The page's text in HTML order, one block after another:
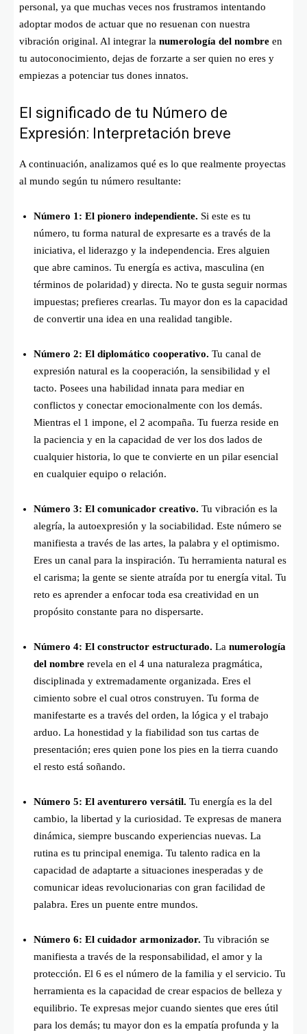
personal, ya que muchas veces nos frustramos intentando
adoptar modos de actuar que no resuenan con nuestra
vibración original. Al integrar la numerología del nombre en
tu autoconocimiento, dejas de forzarte a ser quien no eres y
empiezas a potenciar tus dones innatos.
El significado de tu Número de
Expresión: Interpretación breve
A continuación, analizamos qué es lo que realmente proyectas
al mundo según tu número resultante:
Número 1: El pionero independiente. Si este es tu
número, tu forma natural de expresarte es a través de la
iniciativa, el liderazgo y la independencia. Eres alguien
que abre caminos. Tu energía es activa, masculina (en
términos de polaridad) y directa. No te gusta seguir normas
impuestas; prefieres crearlas. Tu mayor don es la capacidad
de convertir una idea en una realidad tangible.
Número 2: El diplomático cooperativo. Tu canal de
expresión natural es la cooperación, la sensibilidad y el
tacto. Posees una habilidad innata para mediar en
conflictos y conectar emocionalmente con los demás.
Mientras el 1 impone, el 2 acompaña. Tu fuerza reside en
la paciencia y en la capacidad de ver los dos lados de
cualquier historia, lo que te convierte en un pilar esencial
en cualquier equipo o relación.
Número 3: El comunicador creativo. Tu vibración es la
alegría, la autoexpresión y la sociabilidad. Este número se
manifiesta a través de las artes, la palabra y el optimismo.
Eres un canal para la inspiración. Tu herramienta natural es
el carisma; la gente se siente atraída por tu energía vital. Tu
reto es aprender a enfocar toda esa creatividad en un
propósito constante para no dispersarte.
Número 4: El constructor estructurado. La numerología
del nombre revela en el 4 una naturaleza pragmática,
disciplinada y extremadamente organizada. Eres el
cimiento sobre el cual otros construyen. Tu forma de
manifestarte es a través del orden, la lógica y el trabajo
arduo. La honestidad y la fiabilidad son tus cartas de
presentación; eres quien pone los pies en la tierra cuando
el resto está soñando.
Número 5: El aventurero versátil. Tu energía es la del
cambio, la libertad y la curiosidad. Te expresas de manera
dinámica, siempre buscando experiencias nuevas. La
rutina es tu principal enemiga. Tu talento radica en la
capacidad de adaptarte a situaciones inesperadas y de
comunicar ideas revolucionarias con gran facilidad de
palabra. Eres un puente entre mundos.
Número 6: El cuidador armonizador. Tu vibración se
manifiesta a través de la responsabilidad, el amor y la
protección. El 6 es el número de la familia y el servicio. Tu
herramienta es la capacidad de crear espacios de belleza y
equilibrio. Te expresas mejor cuando sientes que eres útil
para los demás; tu mayor don es la empatía profunda y la